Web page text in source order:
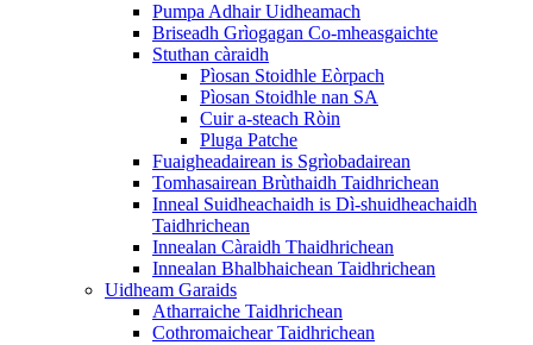
Pumpa Adhair Uidheamach
Briseadh Grìogagan Co-mheasgaichte
Stuthan càraidh
Pìosan Stoidhle Eòrpach
Pìosan Stoidhle nan SA
Cuir a-steach Ròin
Pluga Patche
Fuaigheadairean is Sgrìobadairean
Tomhasairean Brùthaidh Taidhrichean
Inneal Suidheachaidh is Dì-shuidheachaidh
Taidhrichean
Innealan Càraidh Thaidhrichean
Innealan Bhalbhaichean Taidhrichean
Uidheam Garaids
Atharraiche Taidhrichean
Cothromaichear Taidhrichean